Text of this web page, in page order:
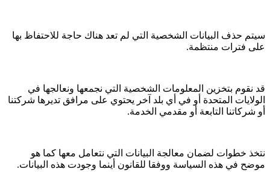
سيتم حذف البيانات الشخصية التي لم تعد هناك حاجة للاحتفاظ بها
على فترات منتظمة.
قد نقوم بتخزين المعلومات الشخصية التي نجمعها ونعالجها في
الولايات المتحدة أو في أي بلد آخر يحتوي على مرافق تديرها شركتنا
أو شركاتنا التابعة أو مقدمي الخدمة.
نتخذ خطوات لضمان معالجة البيانات التي نتعامل معها كما هو
موضح في هذه السياسة ووفقا للقانون أينما وجودت هذه البيانات.